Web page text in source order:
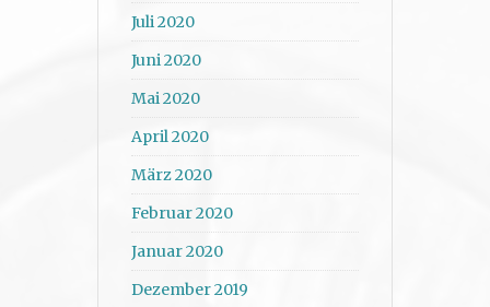
Juli 2020
Juni 2020
Mai 2020
April 2020
März 2020
Februar 2020
Januar 2020
Dezember 2019